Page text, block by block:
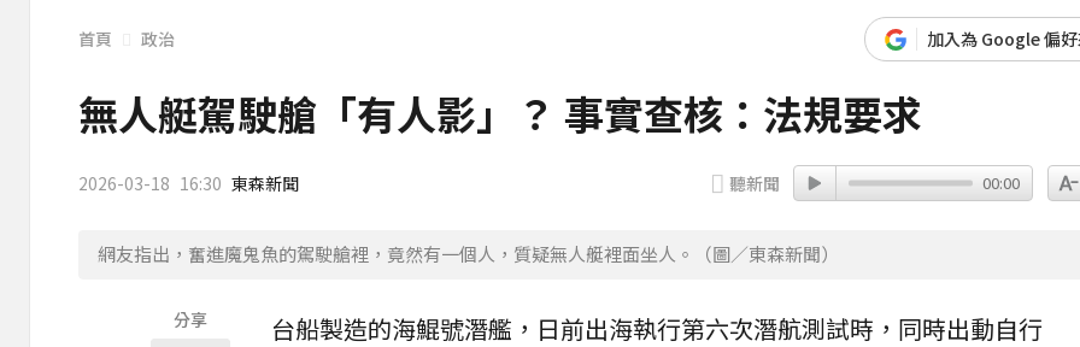
首頁 政治 加入為 Google 偏
無人艇駕駛艙「有人影」？ 事實查核：法規要求
2026-03-18 16:30 東森新聞 聽新聞 00:00
網友指出，奮進魔鬼魚的駕駛艙裡，竟然有一個人，質疑無人艇裡面坐人。（圖／東森新聞）
分享 台船製造的海鯤號潛艦 ，日前出海執行第六次潛航測試時，同時出動自行